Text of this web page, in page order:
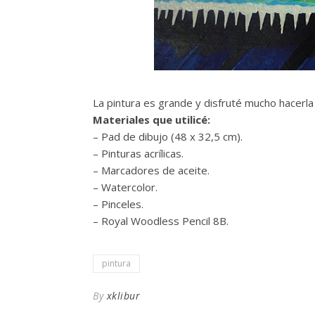
La pintura es grande y disfruté mucho
Materiales que utilicé:
– Pad de dibujo (48 x 32,5 cm).
– Pinturas acrílicas.
– Marcadores de aceite.
– Watercolor.
– Pinceles.
– Royal Woodless Pencil 8B.
pintura
Byxklibur